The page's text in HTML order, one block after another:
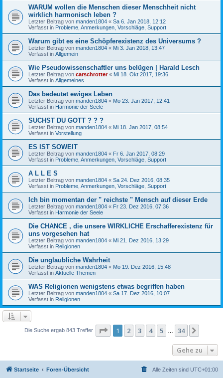
WARUM wollen die Menschen dieser Menschheit nicht
wirklich harmonisch leben ?
Letzter Beitrag von manden1804 « Sa 6. Jan 2018, 12:12
Verfasst in Probleme, Anmerkungen, Vorschläge, Support
Warum gibt es eine Schöpferexistenz des Universums ?
Letzter Beitrag von manden1804 « Mi 3. Jan 2018, 13:47
Verfasst in Allgemein
Wie Pseudowissenschaftler uns belügen | Harald Lesch
Letzter Beitrag von carschrotter« Mi 18. Okt 2017, 19:36
Verfasst in Allgemeines
Das bedeutet ewiges Leben
Letzter Beitrag von manden1804 « Mo 23. Jan 2017, 12:41
Verfasst in Harmonie der Seele
SUCHST DU GOTT ? ? ?
Letzter Beitrag von manden1804 « Mi 18. Jan 2017, 08:54
Verfasst in Vorstellung
ES IST SOWEIT
Letzter Beitrag von manden1804 « Fr 6. Jan 2017, 08:29
Verfasst in Probleme, Anmerkungen, Vorschläge, Support
A L L E S
Letzter Beitrag von manden1804 « Sa 24. Dez 2016, 08:35
Verfasst in Probleme, Anmerkungen, Vorschläge, Support
Ich bin momentan der " reichste " Mensch auf dieser Erde
Letzter Beitrag von manden1804 « Fr 23. Dez 2016, 07:36
Verfasst in Harmonie der Seele
Die CHANCE , die unsere WIRKLICHE Erschafferexistenz für
uns vorgesehen hat
Letzter Beitrag von manden1804 « Mi 21. Dez 2016, 13:29
Verfasst in Religionen
Die unglaubliche Wahrheit
Letzter Beitrag von manden1804 « Mo 19. Dez 2016, 15:48
Verfasst in Aktuelle Themen
WAS Religionen wenigstens etwas begriffen haben
Letzter Beitrag von manden1804 « Sa 17. Dez 2016, 10:07
Verfasst in Religionen
Die Suche ergab 843 Treffer Seite 1von 34
1 2 3 4 5 34
Gehe zu
Startseite Foren-Übersicht Alle Zeiten sind UTC+01:00